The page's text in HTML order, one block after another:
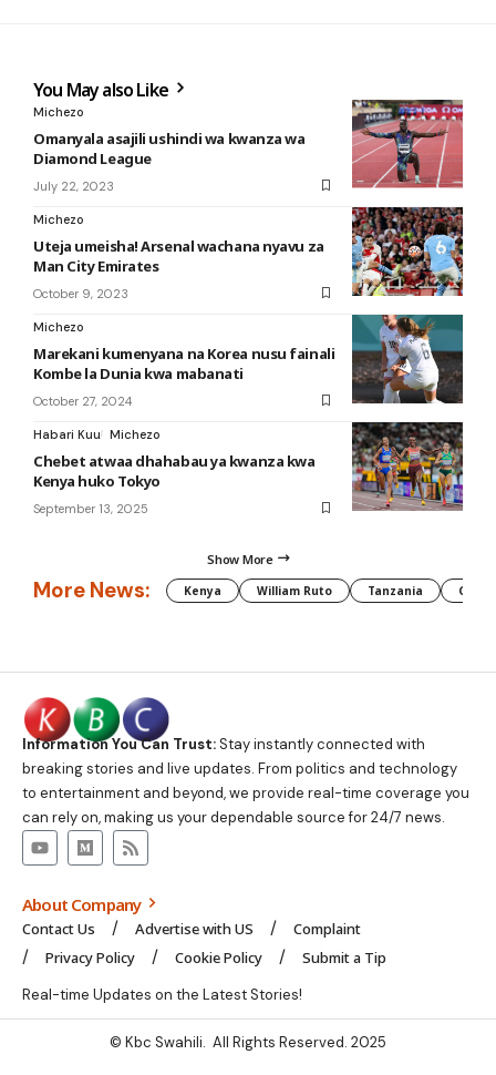
You May also Like
Michezo
Omanyala asajili ushindi wa kwanza wa
Diamond League
July 22, 2023
Michezo
Uteja umeisha! Arsenal wachana nyavu za
Man City Emirates
October 9, 2023
Michezo
Marekani kumenyana na Korea nusu fainali
Kombe la Dunia kwa mabanati
October 27, 2024
Habari Kuu Michezo
Chebet atwaa dhahabau ya kwanza kwa
Kenya huko Tokyo
September 13, 2025
Show More
More News: Kenya William Ruto Tanzania CAF
Information You Can Trust:Stay instantly connected with
breaking stories and live updates. From politics and technology
to entertainment and beyond, we provide real-time coverage you
can rely on, making us your dependable source for 24/7 news.
About Company
Contact Us Advertise with US
Complaint
Privacy Policy
Cookie Policy Submit a Tip
Real-time Updates on the Latest Stories!
© Kbc Swahili. All Rights Reserved. 2025